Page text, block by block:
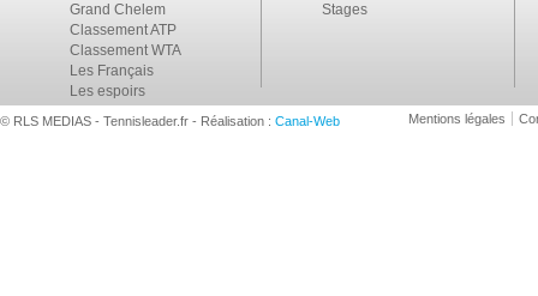
Grand Chelem
Classement ATP
Classement WTA
Les Français
Les espoirs
Stages
© RLS MEDIAS - Tennisleader.fr - Réalisation : Canal-Web Mentions légales